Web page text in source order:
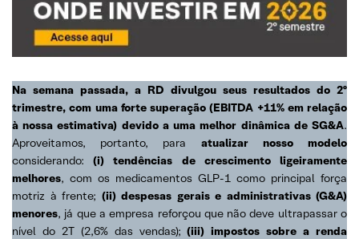
Na semana passada, a RD divulgou seus resultados do 2º
trimestre, com uma forte superação (EBITDA +11% em relação
à nossa estimativa) devido a uma melhor dinâmica de SG&A.
Aproveitamos, portanto, para atualizar nosso modelo
considerando:(i) tendências de crescimento ligeiramente
melhores, com os medicamentos GLP-1 como principal força
motriz à frente; (ii) despesas gerais e administrativas (G&A)
menores, já que a empresa reforçou que não deve ultrapassar o
nível do 2T (2,6% das vendas);(iii) impostos sobre a renda